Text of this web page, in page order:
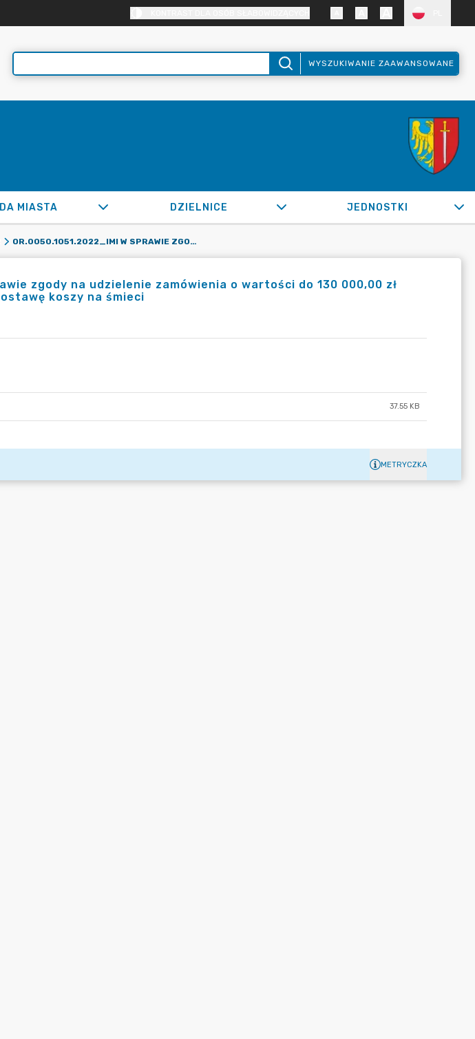
WYSZUKIWANIE ZAAWANSOWANE
MIASTA DZIELNICE JEDNOSTKI
OR.0050.1051.2022_IMI W SPRAWIE ZGODY NA UDZIELENIE ZAMÓWIENIA O WARTOŚCI DO 130 000,00 ZŁ NETTO I ZAWARCIA UMOWY NA DOSTAWĘ KOSZY NA ŚMIECI
zgody na udzielenie zamówienia o wartości do 130 000,00 zł
koszy na śmieci
37.55 KB
METRYCZKA